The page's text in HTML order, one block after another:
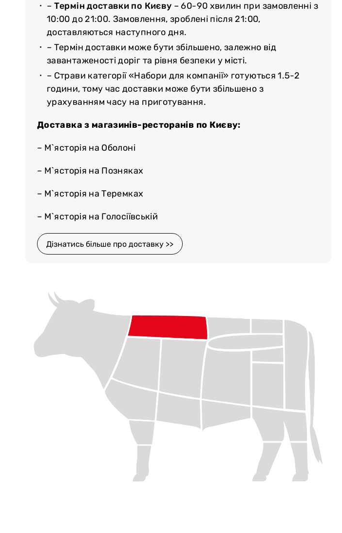
– Термін доставки по Києву – 60-90 хвилин при замовленні з
10:00 до 21:00. Замовлення, зроблені після 21:00,
доставляються наступного дня.
– Термін доставки може бути збільшено, залежно від
завантаженості доріг та рівня безпеки у місті.
– Страви категорії «Набори для компанії» готуються 1.5-2
години, тому час доставки може бути збільшено з
урахуванням часу на приготування.
Доставка з магазинів-ресторанів по Києву:
– М`ясторія на Оболоні
– М`ясторія на Позняках
– М`ясторія на Теремках
– М`ясторія на Голосіївській
Дізнатись більше про доставку >>